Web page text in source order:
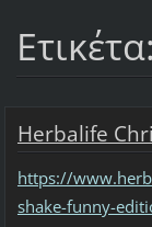
Herbalife
https://
shake-funny-